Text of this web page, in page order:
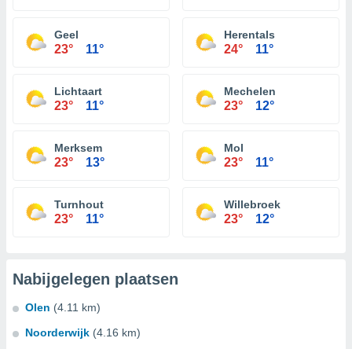
Geel
23° 11°
Herentals
24° 11°
Lichtaart
23° 11°
Mechelen
23° 12°
Merksem
23° 13°
Mol
23° 11°
Turnhout
23° 11°
Willebroek
23° 12°
Nabijgelegen plaatsen
Olen (4.11 km)
Noorderwijk (4.16 km)